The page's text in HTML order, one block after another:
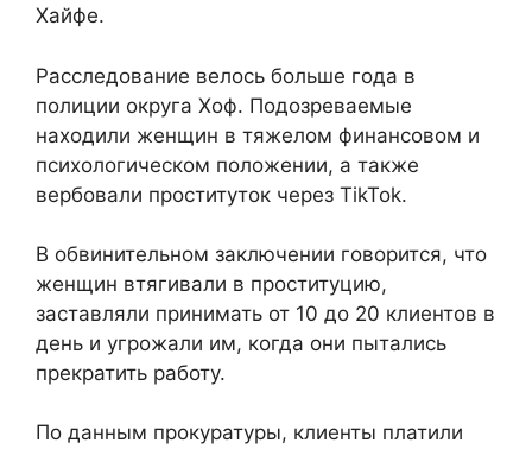
Хайфе.
Расследование велось больше года в
полиции округа Хоф. Подозреваемые
находили женщин в тяжелом финансовом и
психологическом положении, а также
вербовали проституток через TikTok.
В обвинительном заключении говорится, что
женщин втягивали в проституцию,
заставляли принимать от 10 до 20 клиентов в
день и угрожали им, когда они пытались
прекратить работу.
По данным прокуратуры, клиенты платили